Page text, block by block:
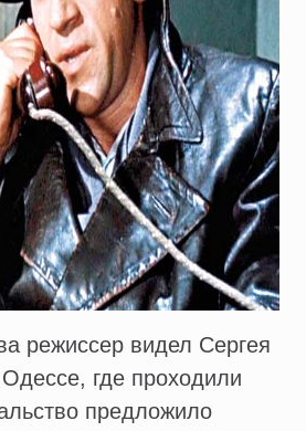
режиссер видел Сергея
где проходили
предложило